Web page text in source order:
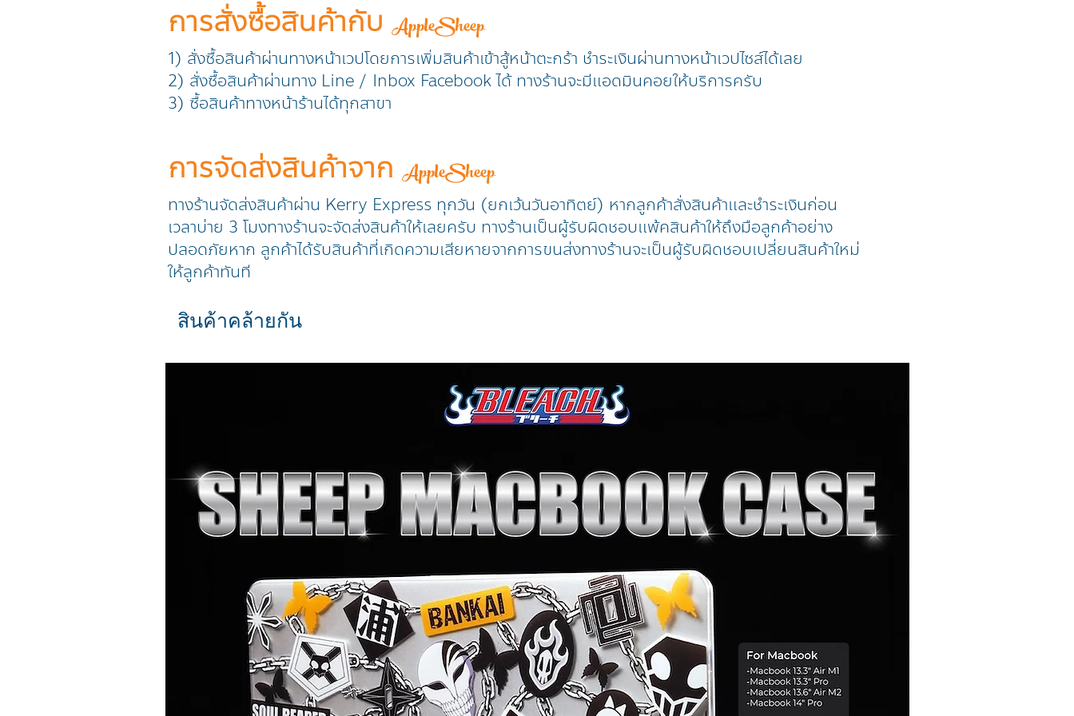
การสั่งซื้อสินค้ากับ AppleSheep
1) สั่งซื้อสินค้าผ่านทางหน้าเวปโดยการเพิ่มสินค้าเข้าสู้หน้าตะกร้า ชำระเงินผ่านทางหน้าเวปไซส์ได้เลย
2) สั่งซื้อสินค้าผ่านทาง Line / Inbox Facebook ได้ ทางร้านจะมีแอดมินคอยให้บริการครับ
3) ซื้อสินค้าทางหน้าร้านได้ทุกสาขา
การจัดส่งสินค้าจาก AppleSheep
ทางร้านจัดส่งสินค้าผ่าน Kerry Express ทุกวัน (ยกเว้นวันอาทิตย์) หากลูกค้าสั่งสินค้าและชำระเงินก่อน
เวลาบ่าย 3 โมงทางร้านจะจัดส่งสินค้าให้เลยครับ ทางร้านเป็นผู้รับผิดชอบแพ้คสินค้าให้ถึงมือลูกค้าอย่าง
ปลอดภัยหาก ลูกค้าได้รับสินค้าที่เกิดความเสียหายจากการขนส่งทางร้านจะเป็นผู้รับผิดชอบเปลี่ยนสินค้าใหม่
ให้ลูกค้าทันที
สินค้าคล้ายกัน